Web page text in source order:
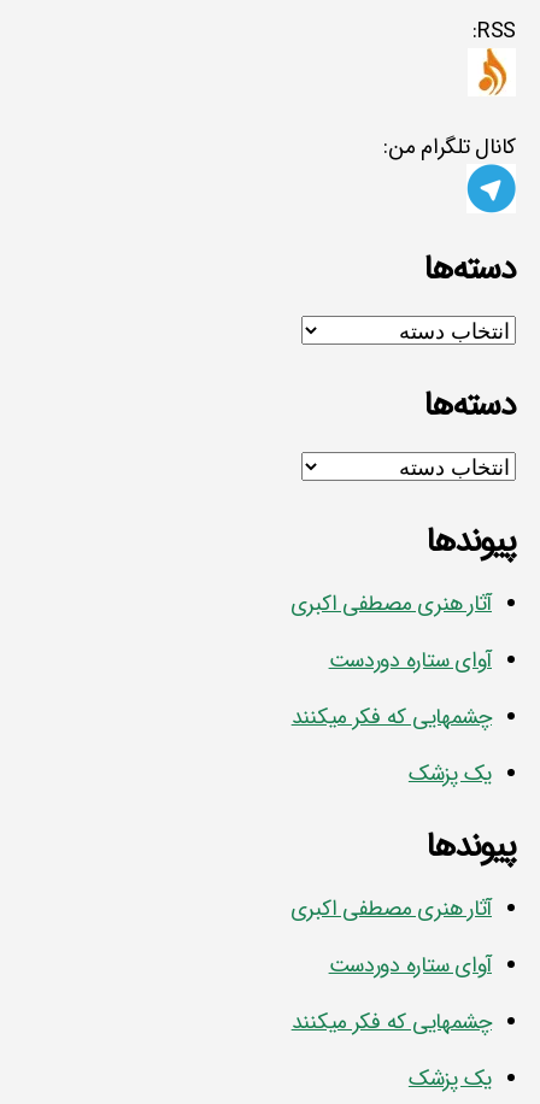
RSS:
کانال تلگرام من:
دسته‌ها
دسته‌ها
دسته‌ها
دسته‌ها
پیوندها
آثار هنری مصطفی اکبری
آوای ستاره دوردست
چشمهایی که فکر میکنند
یک پزشک
پیوندها
آثار هنری مصطفی اکبری
آوای ستاره دوردست
چشمهایی که فکر میکنند
یک پزشک